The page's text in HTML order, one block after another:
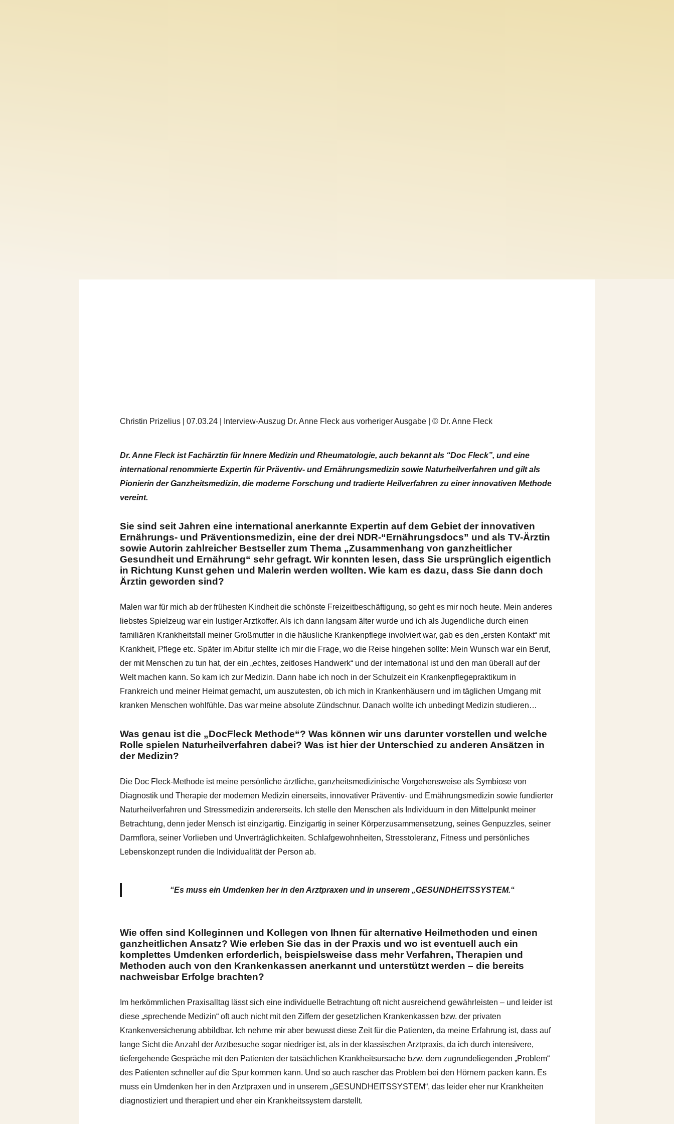
Christin Prizelius | 07.03.24 | Interview-Auszug Dr. Anne Fleck aus vorheriger Ausgabe | © Dr. Anne Fleck
Dr. Anne Fleck ist Fachärztin für Innere Medizin und Rheumatologie, auch bekannt als “Doc Fleck”, und eine
international renommierte Expertin für Präventiv- und Ernährungsmedizin sowie Naturheilverfahren und gilt als
Pionierin der Ganzheitsmedizin, die moderne Forschung und tradierte Heilverfahren zu einer innovativen Methode
vereint.
Sie sind seit Jahren eine international anerkannte Expertin auf dem Gebiet der innovativen
Ernährungs- und Präventionsmedizin, eine der drei NDR-“Ernährungsdocs” und als TV-Ärztin
sowie Autorin zahlreicher Bestseller zum Thema „Zusammenhang von ganzheitlicher
Gesundheit und Ernährung“ sehr gefragt. Wir konnten lesen, dass Sie ursprünglich eigentlich
in Richtung Kunst gehen und Malerin werden wollten. Wie kam es dazu, dass Sie dann doch
Ärztin geworden sind?
Malen war für mich ab der frühesten Kindheit die schönste Freizeitbeschäftigung, so geht es mir noch heute. Mein anderes
liebstes Spielzeug war ein lustiger Arztkoffer. Als ich dann langsam älter wurde und ich als Jugendliche durch einen
familiären Krankheitsfall meiner Großmutter in die häusliche Krankenpflege involviert war, gab es den „ersten Kontakt“ mit
Krankheit, Pflege etc. Später im Abitur stellte ich mir die Frage, wo die Reise hingehen sollte: Mein Wunsch war ein Beruf,
der mit Menschen zu tun hat, der ein „echtes, zeitloses Handwerk“ und der international ist und den man überall auf der
Welt machen kann. So kam ich zur Medizin. Dann habe ich noch in der Schulzeit ein Krankenpflegepraktikum in
Frankreich und meiner Heimat gemacht, um auszutesten, ob ich mich in Krankenhäusern und im täglichen Umgang mit
kranken Menschen wohlfühle. Das war meine absolute Zündschnur. Danach wollte ich unbedingt Medizin studieren…
Was genau ist die „DocFleck Methode“? Was können wir uns darunter vorstellen und welche
Rolle spielen Naturheilverfahren dabei? Was ist hier der Unterschied zu anderen Ansätzen in
der Medizin?
Die Doc Fleck-Methode ist meine persönliche ärztliche, ganzheitsmedizinische Vorgehensweise als Symbiose von
Diagnostik und Therapie der modernen Medizin einerseits, innovativer Präventiv- und Ernährungsmedizin sowie fundierter
Naturheilverfahren und Stressmedizin andererseits. Ich stelle den Menschen als Individuum in den Mittelpunkt meiner
Betrachtung, denn jeder Mensch ist einzigartig. Einzigartig in seiner Körperzusammensetzung, seines Genpuzzles, seiner
Darmflora, seiner Vorlieben und Unverträglichkeiten. Schlafgewohnheiten, Stresstoleranz, Fitness und persönliches
Lebenskonzept runden die Individualität der Person ab.
“Es muss ein Umdenken her in den Arztpraxen und in unserem „GESUNDHEITSSYSTEM.“
Wie offen sind Kolleginnen und Kollegen von Ihnen für alternative Heilmethoden und einen
ganzheitlichen Ansatz? Wie erleben Sie das in der Praxis und wo ist eventuell auch ein
komplettes Umdenken erforderlich, beispielsweise dass mehr Verfahren, Therapien und
Methoden auch von den Krankenkassen anerkannt und unterstützt werden – die bereits
nachweisbar Erfolge brachten?
Im herkömmlichen Praxisalltag lässt sich eine individuelle Betrachtung oft nicht ausreichend gewährleisten – und leider ist
diese „sprechende Medizin“ oft auch nicht mit den Ziffern der gesetzlichen Krankenkassen bzw. der privaten
Krankenversicherung abbildbar. Ich nehme mir aber bewusst diese Zeit für die Patienten, da meine Erfahrung ist, dass auf
lange Sicht die Anzahl der Arztbesuche sogar niedriger ist, als in der klassischen Arztpraxis, da ich durch intensivere,
tiefergehende Gespräche mit den Patienten der tatsächlichen Krankheitsursache bzw. dem zugrundeliegenden „Problem“
des Patienten schneller auf die Spur kommen kann. Und so auch rascher das Problem bei den Hörnern packen kann. Es
muss ein Umdenken her in den Arztpraxen und in unserem „GESUNDHEITSSYSTEM“, das leider eher nur Krankheiten
diagnostiziert und therapiert und eher ein Krankheitssystem darstellt.